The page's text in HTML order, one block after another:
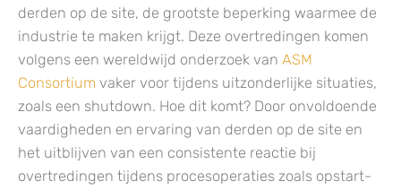
derden op de site, de grootste beperking waarmee de
industrie te maken krijgt. Deze overtredingen komen
volgens een wereldwijd onderzoek van ASM
Consortium vaker voor tijdens uitzonderlijke situaties,
zoals een shutdown. Hoe dit komt? Door onvoldoende
vaardigheden en ervaring van derden op de site en
het uitblijven van een consistente reactie bij
overtredingen tijdens procesoperaties zoals opstart-